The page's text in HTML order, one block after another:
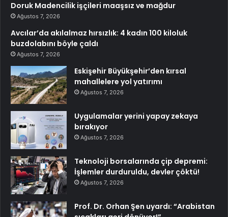
Doruk Madencilik işçileri maaşsız ve mağdur
Ağustos 7, 2026
Avcılar’da akılalmaz hırsızlık: 4 kadın 100 kiloluk
buzdolabını böyle çaldı
Ağustos 7, 2026
Eskişehir Büyükşehir’den kırsal
mahallelere yol yatırımı
Ağustos 7, 2026
Uygulamalar yerini yapay zekaya
bırakıyor
Ağustos 7, 2026
Teknoloji borsalarında çip depremi:
İşlemler durduruldu, devler çöktü!
Ağustos 7, 2026
Prof. Dr. Orhan Şen uyardı: “Arabistan